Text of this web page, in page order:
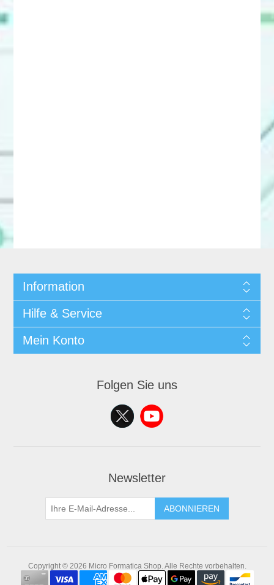
Information
Hilfe & Service
Mein Konto
Folgen Sie uns
Newsletter
ABONNIEREN
Copyright © 2026 Micro Formatica Shop. Alle Rechte vorbehalten.